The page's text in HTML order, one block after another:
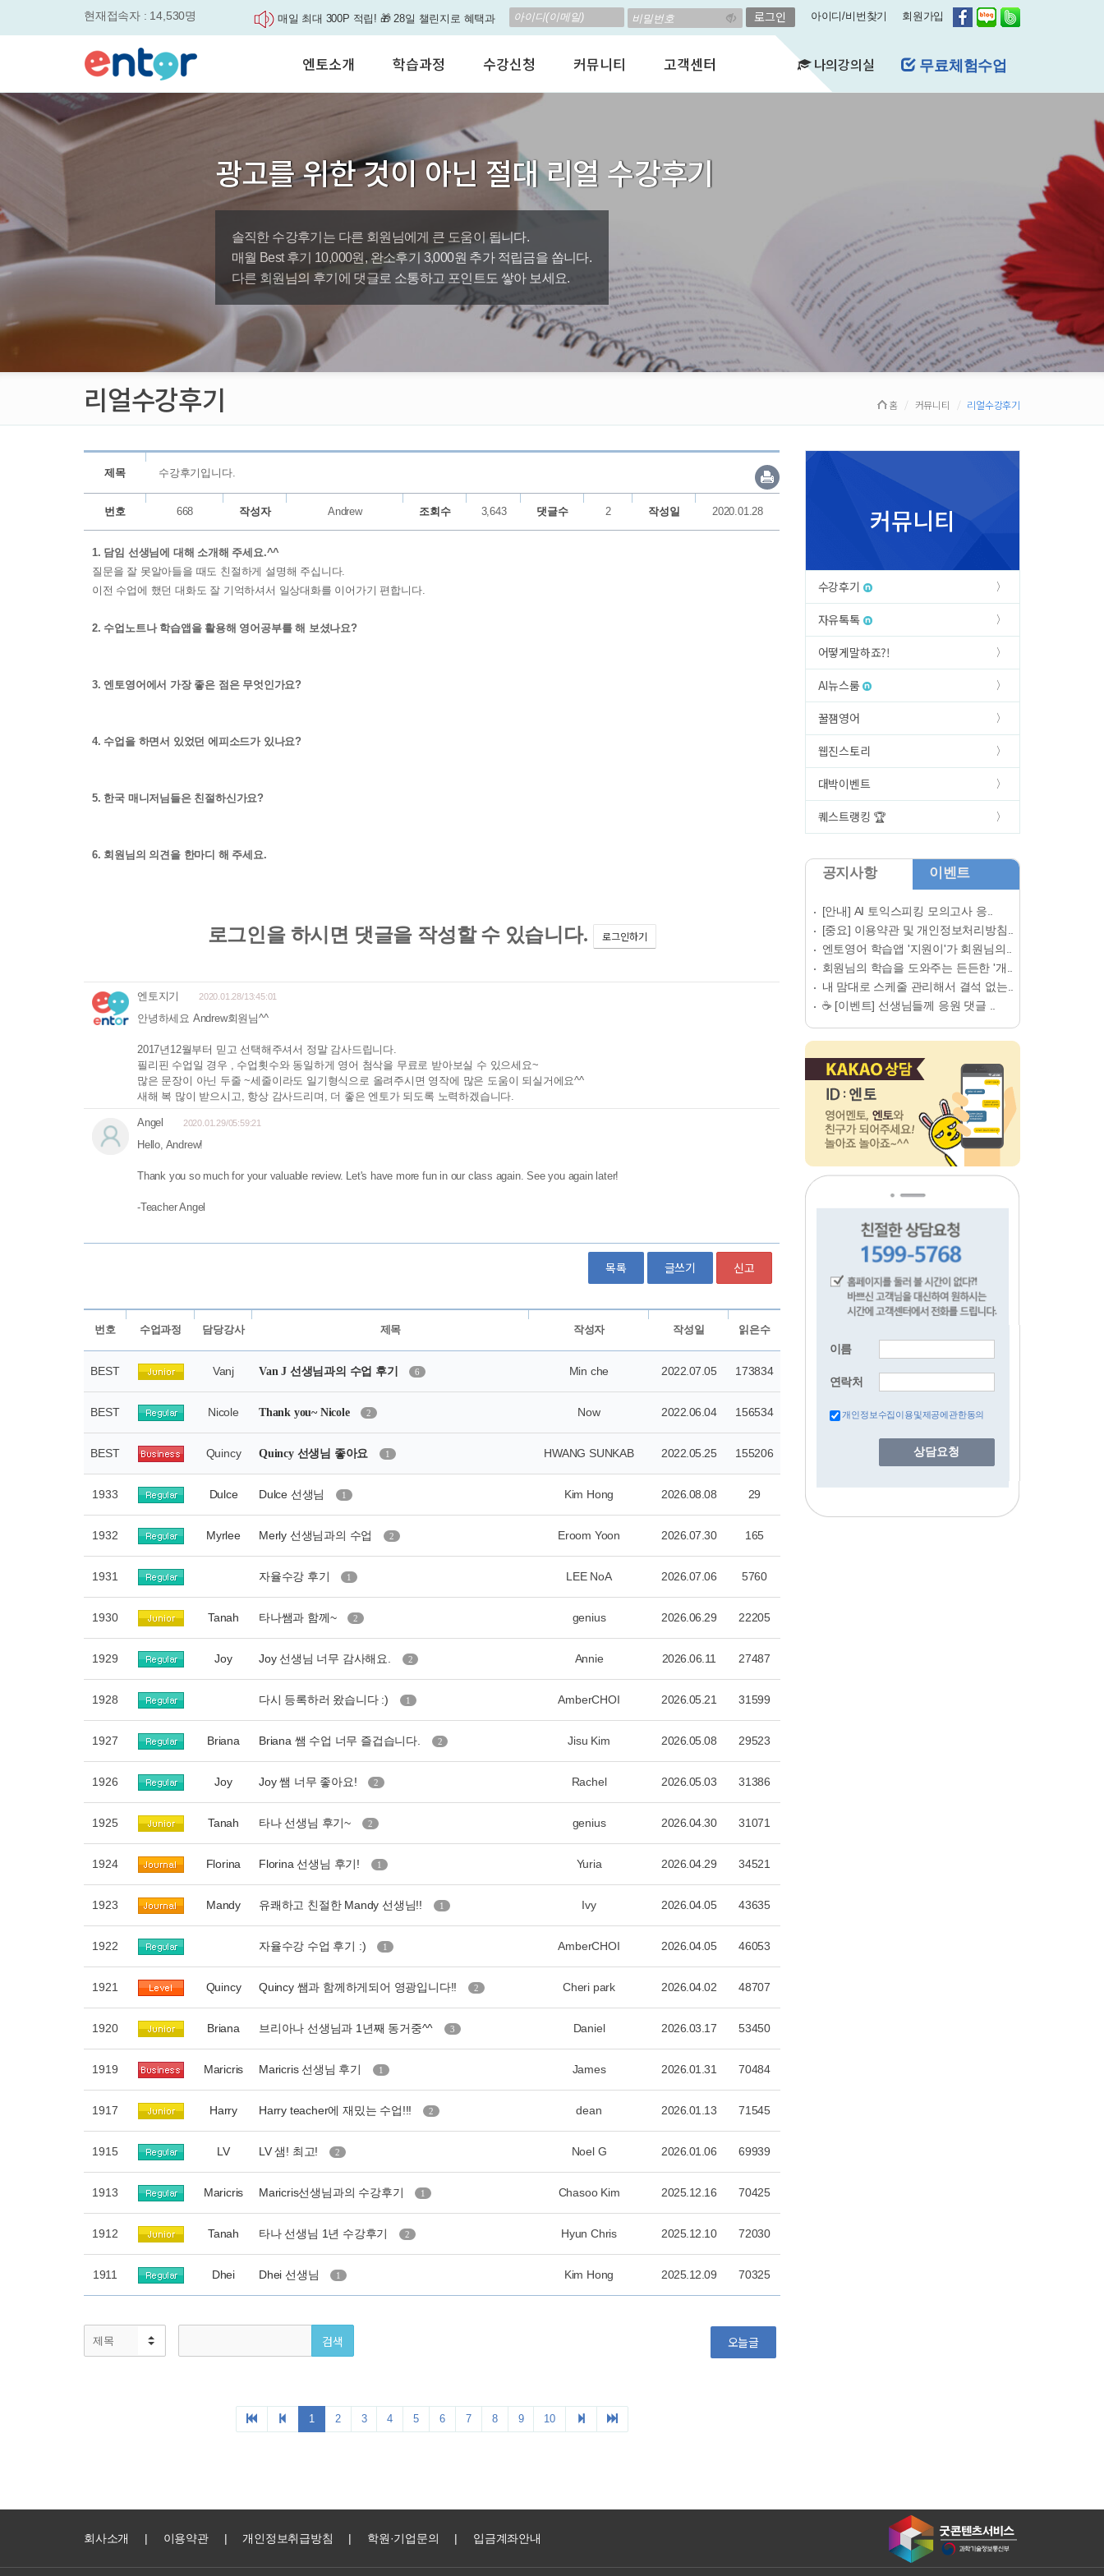
현재접속자 : 14,530명
매일 최대 300P 적립! 🎁 28일 챌린지로 혜택과
실력을 동시에 잡으세요
영자신문이 개인 맞춤형 뉴스로 놀랍게 개편 되
엔토영어 학습앱 '지원이'가 회원님의 개인비서
로 다시 태어났습니다.
🎉 세상에 단 하나뿐인 나의 첫 영문 저서 무료,
'Story Me' 오픈이벤트
아이디/비번찾기 회원가입
학습도우미 G1
서비스안내
회사소개
성인영어회화
비즈니스영어
인터뷰영어
수업교재안내
수강료안내
자율수강신청
AI 수강신청
그룹수업신청
AI뉴스룸
멤버쉽 안내
영어첨삭
쿠폰관리
결제내역
엔토소개 학습과정 수강신청 커뮤니티 고객센터 나의강의실 무료체험수업
광고를 위한 것이 아닌 절대 리얼 수강후기
솔직한 수강후기는 다른 회원님에게 큰 도움이 됩니다.
매월 Best 후기 10,000원, 완소후기 3,000원 추가 적립금을 쏩니다.
다른 회원님의 후기에 댓글로 소통하고 포인트도 쌓아 보세요.
리얼수강후기 홈 커뮤니티 리얼수강후기
제목 수강후기입니다.
번호 668 작성자 Andrew 조회수 3,643 댓글수 2 작성일 2020.01.28
1. 담임 선생님에 대해 소개해 주세요.^^
질문을 잘 못알아들을 때도 친절하게 설명해 주십니다.
이전 수업에 했던 대화도 잘 기억하셔서 일상대화를 이어가기 편합니다.
2. 수업노트나 학습앱을 활용해 영어공부를 해 보셨나요?
3. 엔토영어에서 가장 좋은 점은 무엇인가요?
4. 수업을 하면서 있었던 에피소드가 있나요?
5. 한국 매니저님들은 친절하신가요?
6. 회원님의 의견을 한마디 해 주세요.
목록 글쓰기 신고
커뮤니티
수강후기
자유톡톡
어떻게말하죠?!
AI뉴스룸
꿀잼영어
웹진스토리
대박이벤트
퀘스트랭킹 🏆
공지사항 이벤트
[안내] AI 토익스피킹 모의고사 응..
[중요] 이용약관 및 개인정보처리방침..
엔토영어 학습앱 '지원이'가 회원님의..
회원님의 학습을 도와주는 든든한 '개..
내 맘대로 스케줄 관리해서 결석 없는..
☕ [이벤트] 선생님들께 응원 댓글 ..
이름
연락처
개인정보수집이용및제공에관한동의
상담요청
회사소개 | 이용약관 | 개인정보취급방침 | 학원·기업문의 | 입금계좌안내